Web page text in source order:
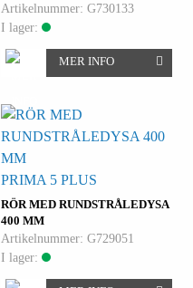
Artikelnummer: G730133
I lager:
MER INFO
RÖR MED RUNDSTRÅLEDYSA
400 MM
PRIMA 5 PLUS
Artikelnummer: G729051
I lager: